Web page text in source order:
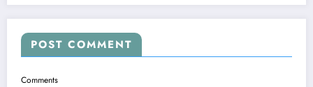
POST COMMENT
Comments